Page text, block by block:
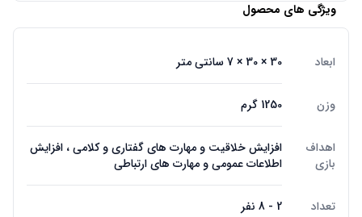
ویژگی های محصول
ابعاد 30 × 30 × 7 سانتی متر
وزن 1250 گرم
اهداف
بازی
افزایش خلاقیت و مهارت های گفتاری و کلامی ، افزایش
اطلاعات عمومی و مهارت های ارتباطی
تعداد
2 - 8 نفر